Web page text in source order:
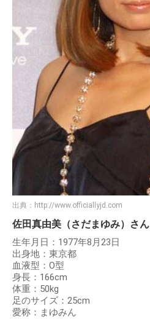
出典： http://www.officiallyjd.com
佐田真由美（さだまゆみ）さん
生年月日：1977年8月23日
出身地：東京都
血液型：O型
身長：166cm
体重：50kg
足のサイズ：25cm
愛称：まゆみん